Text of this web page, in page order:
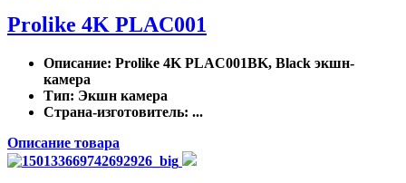
Prolike 4K PLAC001
Описание: Prolike 4K PLAC001BK, Black экшн-
камера
Тип: Экшн камера
Страна-изготовитель: ...
Описание товара